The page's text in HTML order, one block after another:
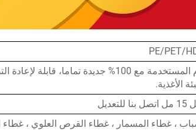
PE/PET/
المواد الخام المستخدمة مع 100% جديدة تماما،
الأغذية.
، غطاء المسمار ، غطاء القرص العلوي ، غطاء